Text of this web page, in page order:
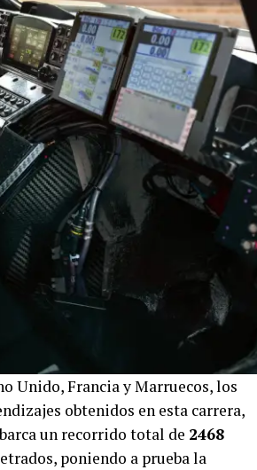
Unido, Francia y Marruecos, los
obtenidos en esta carrera,
un recorrido total de 2468
poniendo a prueba la